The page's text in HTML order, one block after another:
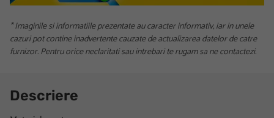
* Imaginile si informatiile prezentate au caracter informativ, iar in unele
cazuri pot contine inadvertente cauzate de actualizarea datelor de catre
furnizor. Pentru orice neclaritati sau intrebari te rugam sa ne contactezi.
Descriere